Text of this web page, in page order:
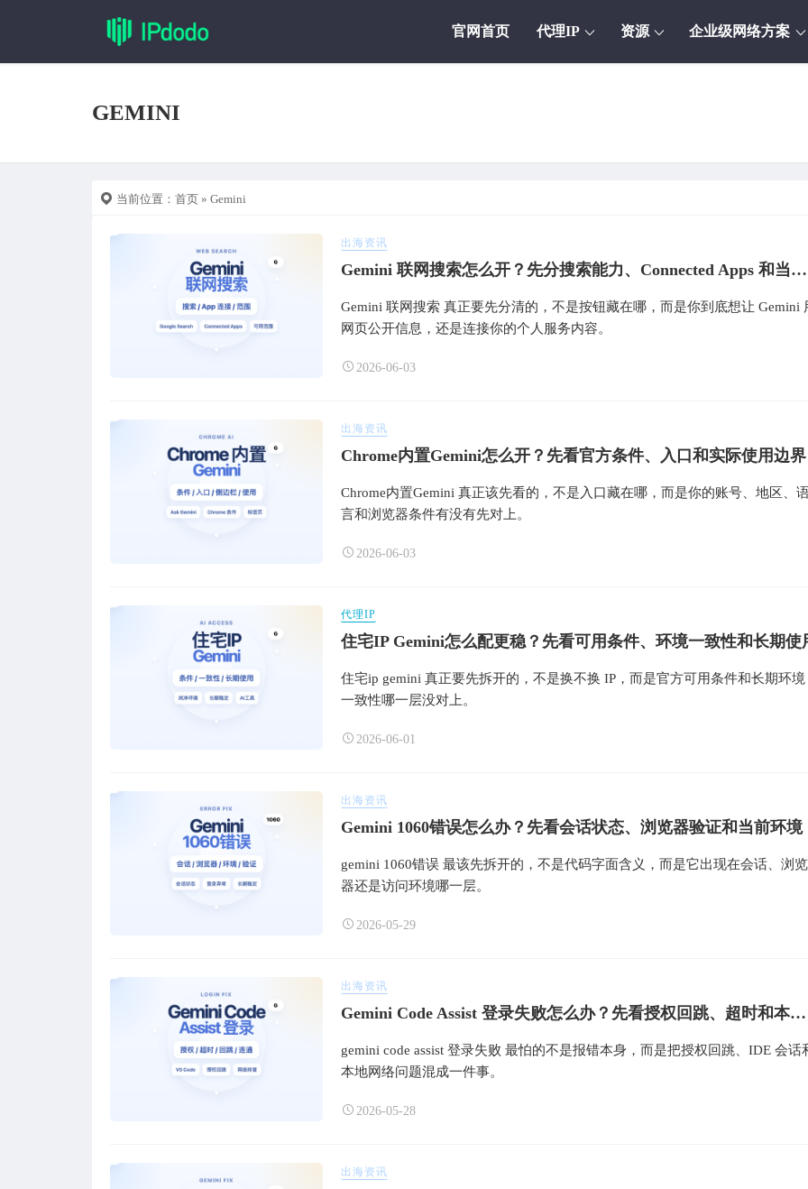
官网首页 代理IP 资源 企业级网络方案
GEMINI
当前位置： 首页 » Gemini
出海资讯
Gemini 联网搜索怎么开？先分搜索能力、Connected Apps 和当前可用范围
Gemini 联网搜索 真正要先分清的，不是按钮藏在哪，而是你到底想让 Gemini
网页公开信息，还是连接你的个人服务内容。
2026-06-03
出海资讯
Chrome内置Gemini怎么开？先看官方条件、入口和实际使用边界
Chrome内置Gemini 真正该先看的，不是入口藏在哪，而是你的账号、地区、
言和浏览器条件有没有先对上。
2026-06-03
代理IP
住宅IP Gemini怎么配更稳？先看可用条件、环境一致性和长期使
住宅ip gemini 真正要先拆开的，不是换不换 IP，而是官方可用条件和长期环境
一致性哪一层没对上。
2026-06-01
出海资讯
Gemini 1060错误怎么办？先看会话状态、浏览器验证和当前环境
gemini 1060错误 最该先拆开的，不是代码字面含义，而是它出现在会话、浏览
器还是访问环境哪一层。
2026-05-29
出海资讯
Gemini Code Assist 登录失败怎么办？先看授权回跳、超时和本地网络
gemini code assist 登录失败 最怕的不是报错本身，而是把授权回跳、IDE 会话
本地网络问题混成一件事。
2026-05-28
出海资讯